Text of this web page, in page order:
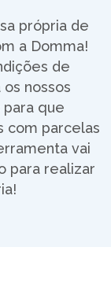
própria de
a Domma!
de
nossos
para que
com parcelas
vai
para realizar